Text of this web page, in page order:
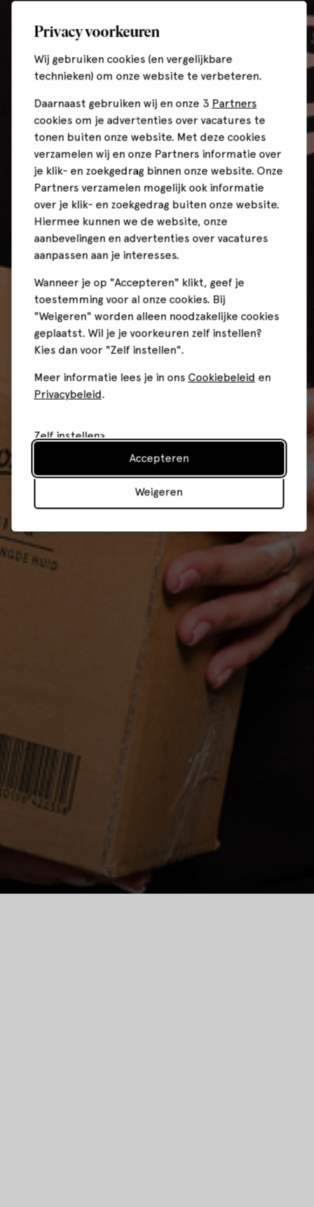
Privacy voorkeuren
Wij gebruiken cookies (en vergelijkbare
technieken) om onze website te verbeteren.
Daarnaast gebruiken wij en onze 3 Partners
cookies om je advertenties over vacatures te
tonen buiten onze website. Met deze cookies
verzamelen wij en onze Partners informatie over
je klik- en zoekgedrag binnen onze website. Onze
Partners verzamelen mogelijk ook informatie
over je klik- en zoekgedrag buiten onze website.
Hiermee kunnen we de website, onze
aanbevelingen en advertenties over vacatures
aanpassen aan je interesses.
Wanneer je op "Accepteren" klikt, geef je
toestemming voor al onze cookies. Bij
"Weigeren" worden alleen noodzakelijke cookies
geplaatst. Wil je je voorkeuren zelf instellen?
Kies dan voor "Zelf instellen".
Meer informatie lees je in ons Cookiebeleid en
Privacybeleid.
Zelf instellen
Weigeren
Accepteren